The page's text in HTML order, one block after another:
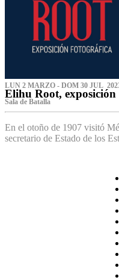
LUN 2 MARZO - DOM 30 JUL
Elihu Root,
Sala de Batalla
En el otoño de 1907 visitó
secretario de Estado de los